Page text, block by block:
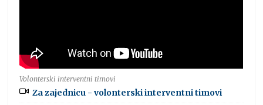
Volonterski interventni timovi
Za zajednicu - volonterski interventni timovi